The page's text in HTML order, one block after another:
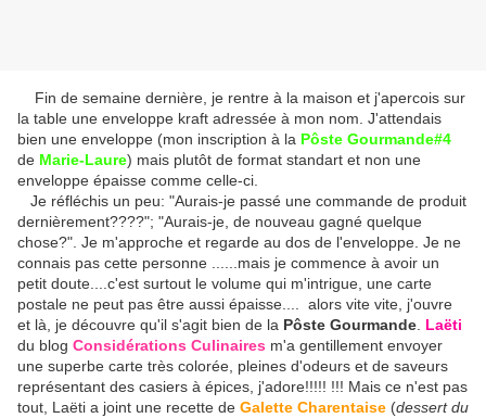
Fin de semaine dernière, je rentre à la maison et j'apercois sur
la table une enveloppe kraft adressée à mon nom. J'attendais
bien une enveloppe (mon inscription à la Pôste Gourmande#4
de Marie-Laure) mais plutôt de format standart et non une
enveloppe épaisse comme celle-ci.
Je réfléchis un peu: "Aurais-je passé une commande de produit
dernièrement????"; "Aurais-je, de nouveau gagné quelque
chose?". Je m'approche et regarde au dos de l'enveloppe. Je ne
connais pas cette personne ......mais je commence à avoir un
petit doute....c'est surtout le volume qui m'intrigue, une carte
postale ne peut pas être aussi épaisse.... alors vite vite, j'ouvre
et là, je découvre qu'il s'agit bien de la Pôste Gourmande Laëti
du blog Considérations Culinaires m'a gentillement envoyer
une superbe carte très colorée, pleines d'odeurs et de saveurs
représentant des casiers à épices, j'adore!!!!! !!! Mais ce n'est pas
tout, Laëti a joint une recette de Galette Charentaise (dessert du